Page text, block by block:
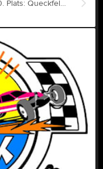
Tid: Söndagen, den 22 mars kl.11:00-13:00. Plats: Queckfeldtsgatan 17 Nässjö Motioner inför årsmötet lämnas senast den 8/3 via info@eksjorck.se I händelse av en rösträkning måste medlemsavgiften 2026 vara inbetald senast en vecka före årsmötet. Anmälan till årsmötet skickas till info@eksjorck.se. Välkomna! Peter Ek Ordf.